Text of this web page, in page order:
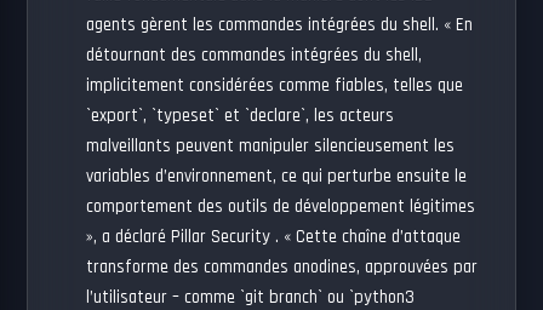
agents gèrent les commandes intégrées du shell. « En
détournant des commandes intégrées du shell,
implicitement considérées comme fiables, telles que
`export`, `typeset` et `declare`, les acteurs
malveillants peuvent manipuler silencieusement les
variables d’environnement, ce qui perturbe ensuite le
comportement des outils de développement légitimes
»,a déclaré Pillar Security . « Cette chaîne d’attaque
transforme des commandes anodines, approuvées par
l’utilisateur – comme `git branch` ou `python3